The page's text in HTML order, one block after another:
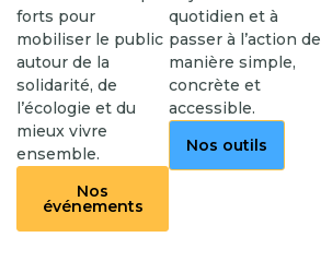
forts pour
mobiliser le public
autour de la
solidarité, de
l’écologie et du
mieux vivre
ensemble.
Nos
événements
quotidien et à
passer à l’action de
manière simple,
concrète et
accessible.
Nos outils